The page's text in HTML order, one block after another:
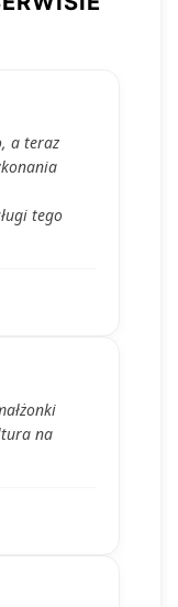
a teraz
tego
na